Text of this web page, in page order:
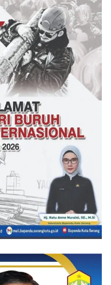
di tingkat kecamatan
Dari sekian program kita akan
MP Muhamad Mikdad”.
berharap agar seluruh
prioritas kebutuhan dalam
pilih, jangan sampai ada
sementara yang belum
koordinasi dan sama sama
terselenggara benar-benar pro
harus dikerjakan dengan
pungkasnya.